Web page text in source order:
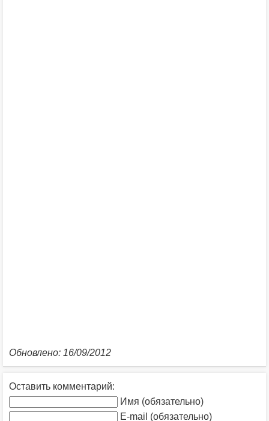
Обновлено: 16/09/2012
Оставить комментарий:
Имя (обязательно)
E-mail (обязательно)